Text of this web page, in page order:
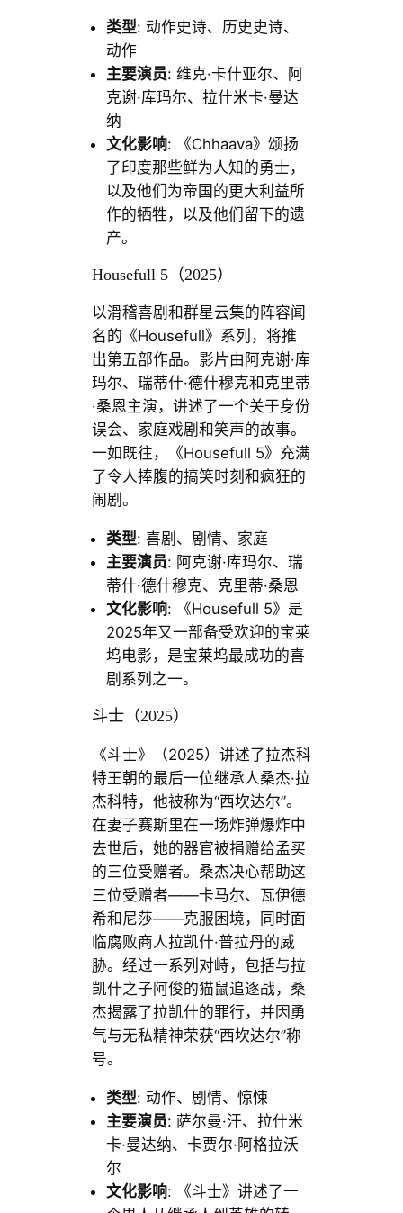
类型: 动作史诗、历史史诗、
动作
主要演员: 维克·卡什亚尔、阿
克谢·库玛尔、拉什米卡·曼达
纳
文化影响: 《Chhaava》颂扬
了印度那些鲜为人知的勇士，
以及他们为帝国的更大利益所
作的牺牲，以及他们留下的遗
产。
Housefull 5（2025）
以滑稽喜剧和群星云集的阵容闻
名的《Housefull》系列，将推
出第五部作品。影片由阿克谢·库
玛尔、瑞蒂什·德什穆克和克里蒂
·桑恩主演，讲述了一个关于身份
误会、家庭戏剧和笑声的故事。
一如既往，《Housefull 5》充满
了令人捧腹的搞笑时刻和疯狂的
闹剧。
类型: 喜剧、剧情、家庭
主要演员: 阿克谢·库玛尔、瑞
蒂什·德什穆克、克里蒂·桑恩
文化影响: 《Housefull 5》是
2025年又一部备受欢迎的宝莱
坞电影，是宝莱坞最成功的喜
剧系列之一。
斗士（2025）
《斗士》（2025）讲述了拉杰科
特王朝的最后一位继承人桑杰·拉
杰科特，他被称为“西坎达尔”。
在妻子赛斯里在一场炸弹爆炸中
去世后，她的器官被捐赠给孟买
的三位受赠者。桑杰决心帮助这
三位受赠者——卡马尔、瓦伊德
希和尼莎——克服困境，同时面
临腐败商人拉凯什·普拉丹的威
胁。经过一系列对峙，包括与拉
凯什之子阿俊的猫鼠追逐战，桑
杰揭露了拉凯什的罪行，并因勇
气与无私精神荣获“西坎达尔”称
号。
类型: 动作、剧情、惊悚
主要演员: 萨尔曼·汗、拉什米
卡·曼达纳、卡贾尔·阿格拉沃
尔
文化影响: 《斗士》讲述了一